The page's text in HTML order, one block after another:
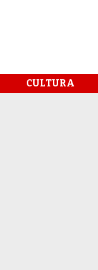
CULTURA